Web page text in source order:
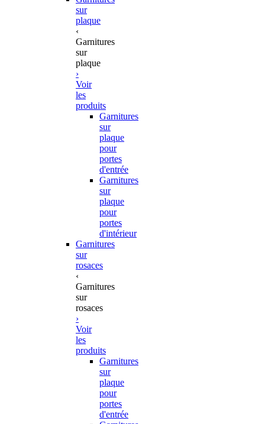
sur
plaque
‹
Garnitures
sur
plaque
›
Voir
les
produits
Garnitures
sur
plaque
pour
portes
d'entrée
Garnitures
sur
plaque
pour
portes
d'intérieur
Garnitures
sur
rosaces
‹
Garnitures
sur
rosaces
›
Voir
les
produits
Garnitures
sur
plaque
pour
portes
d'entrée